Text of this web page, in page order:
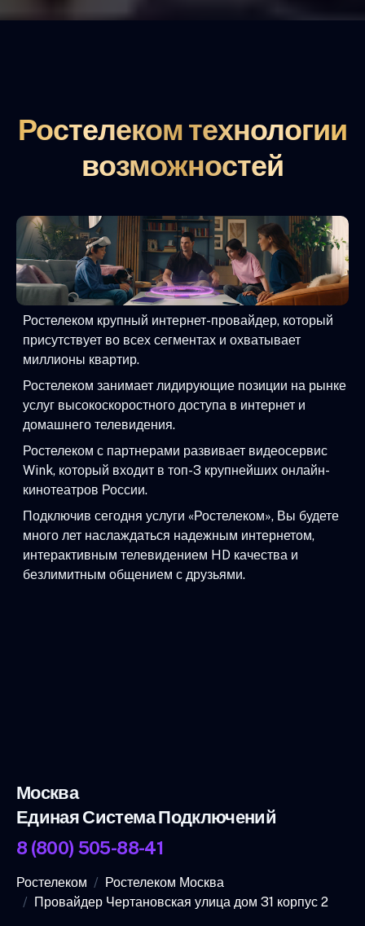
Ростелеком технологии
возможностей
Ростелеком крупный интернет-провайдер, который
присутствует во всех сегментах и охватывает
миллионы квартир.
Ростелеком занимает лидирующие позиции на рынке
услуг высокоскоростного доступа в интернет и
домашнего телевидения.
Ростелеком с партнерами развивает видеосервис
Wink, который входит в топ-3 крупнейших онлайн-
кинотеатров России.
Подключив сегодня услуги «Ростелеком», Вы будете
много лет наслаждаться надежным интернетом,
интерактивным телевидением HD качества и
безлимитным общением с друзьями.
Москва
Единая Система Подключений
8 (800) 505-88-41
Ростелеком
Ростелеком Москва
Провайдер Чертановская улица дом 31 корпус 2